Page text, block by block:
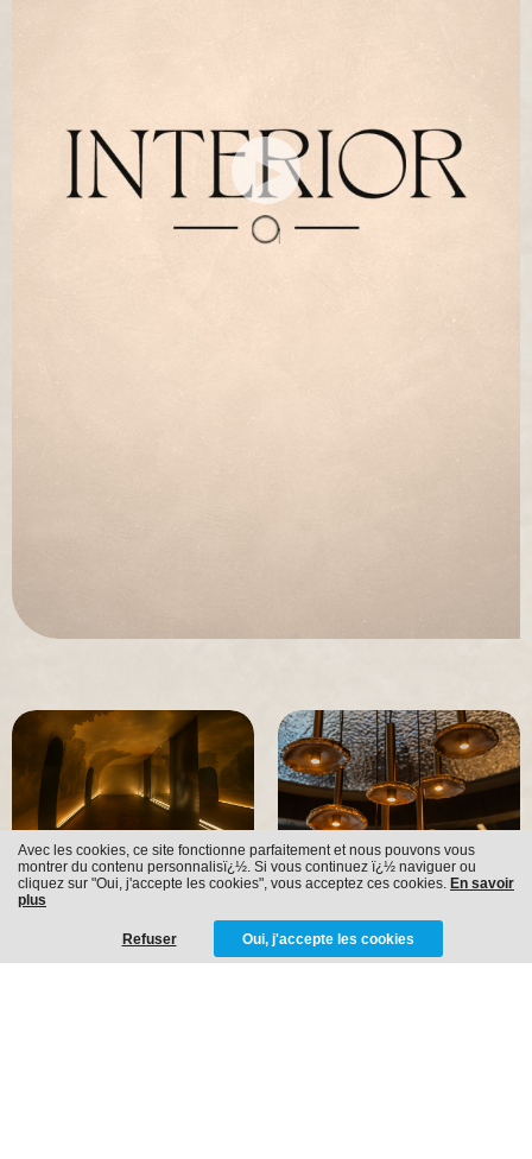
Horeca Stores
Avec les cookies, ce site fonctionne parfaitement et nous pouvons vous
montrer du contenu personnalisï¿½. Si vous continuez ï¿½ naviguer ou
cliquez sur "Oui, j'accepte les cookies", vous acceptez ces cookies. En savoir
plus
Refuser Oui, j'accepte les cookies